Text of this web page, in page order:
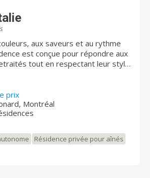
plus amples renseignements,
aux saveurs et au rythme
est conçue pour répondre aux
tout en respectant leur style
d’Italie, c’est choisir un cadre
et vitalité dans un
Un cadre de vie sain et
pourrez profiter d’une foule de
le tout dans le plus grand
Située au cœur de Saint-
vous offre un service
en français, en anglais qu’en italien.
d’Italie et goûtez à la dolce vita!
prix
Montréal
Résidence privée pour aînés